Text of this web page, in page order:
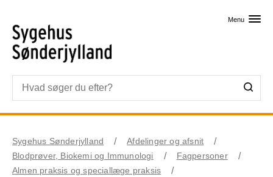
Menu
Sygehus Sønderjylland
Afdelinger og afsnit
Blodprøver, Biokemi og Immunologi
Fagpersoner
Almen praksis og speciallæge praksis